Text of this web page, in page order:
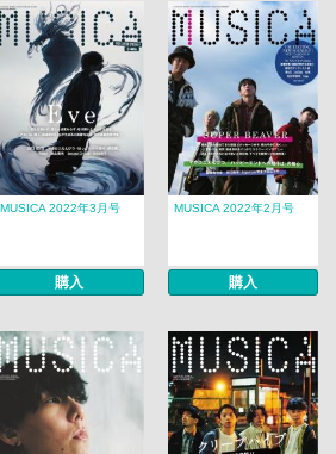
MUSICA 2022年3月号
購入
MUSICA 2022年2月号
購入